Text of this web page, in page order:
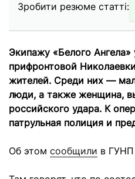
Зробити резюме статті:
Экипажу «Белого Ангела»
прифронтовой
жителей. Среди них —
люди, а также женщина,
российского удара. К
патрульная полиция и
Об этом сообщили в ГУНП